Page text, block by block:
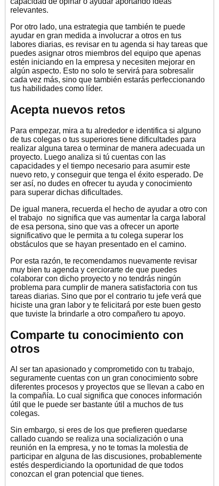
relevantes.
Por otro lado, una estrategia que también te puede
ayudar en gran medida a involucrar a otros en tus
labores diarias, es revisar en tu agenda si hay tareas que
puedes asignar otros miembros del equipo que apenas
estén iniciando en la empresa y necesiten mejorar en
algún aspecto. Esto no solo te servirá para sobresalir
cada vez más, sino que también estarás perfeccionando
tus habilidades como líder.
Acepta nuevos retos
Para empezar, mira a tu alrededor e identifica si alguno
de tus colegas o tus superiores tiene dificultades para
realizar alguna tarea o terminar de manera adecuada un
proyecto. Luego analiza si tú cuentas con las
capacidades y el tiempo necesario para asumir este
nuevo reto, y conseguir que tenga el éxito esperado. De
ser así, no dudes en ofrecer tu ayuda y conocimiento
para superar dichas dificultades.
De igual manera, recuerda el hecho de ayudar a otro con
el trabajo no significa que vas aumentar la carga laboral
de esa persona, sino que vas a ofrecer un aporte
significativo que le permita a tu colega superar los
obstáculos que se hayan presentado en el camino.
Por esta razón, te recomendamos nuevamente revisar
muy bien tu agenda y cerciorarte de que puedes
colaborar con dicho proyecto y no tendrás ningún
problema para cumplir de manera satisfactoria con tus
tareas diarias. Sino que por el contrario tu jefe verá que
hiciste una gran labor y te felicitará por este buen gesto
que tuviste la brindarle a otro compañero tu apoyo.
Comparte tu conocimiento con
otros
Al ser tan apasionado y comprometido con tu trabajo,
seguramente cuentas con un gran conocimiento sobre
diferentes procesos y proyectos que se llevan a cabo en
la compañía. Lo cual significa que conoces información
útil que le puede ser bastante útil a muchos de tus
colegas.
Sin embargo, si eres de los que prefieren quedarse
callado cuando se realiza una socialización o una
reunión en la empresa, y no te tomas la molestia de
participar en alguna de las discusiones, probablemente
estés desperdiciando la oportunidad de que todos
conozcan el gran potencial que tienes.